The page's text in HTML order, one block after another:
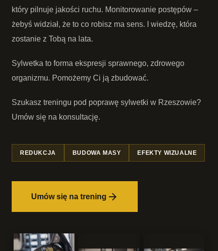
który pilnuje jakości ruchu. Monitorowanie postępów –
żebyś widział, że to co robisz ma sens. I wiedzę, która
zostanie z Tobą na lata.
Sylwetka to forma ekspresji sprawnego, zdrowego
organizmu. Pomożemy Ci ją zbudować.
Szukasz treningu pod poprawę sylwetki w Rzeszowie?
Umów się na konsultację.
REDUKCJA BUDOWA MASY EFEKTY WIZUALNE
Umów się na trening